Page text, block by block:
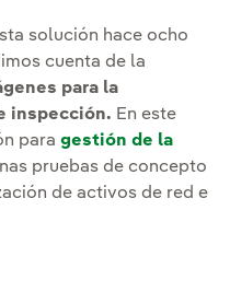
solución hace ocho
cuenta de la
para la
inspección. En este
para gestión de la
se abre en ventana
pruebas de concepto
de activos de red e